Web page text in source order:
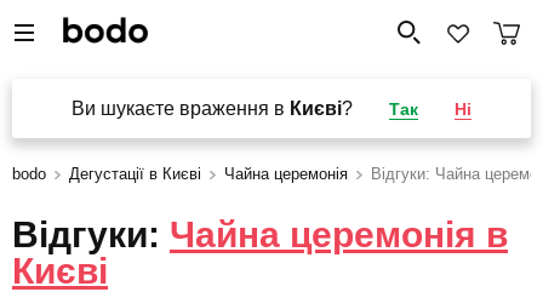
Ви шукаєте враження в Києві? Так Ні
bodo Дегустації в Києві Чайна церемонія Відгуки: Чайна
Відгуки: Чайна церемонія в
Києві